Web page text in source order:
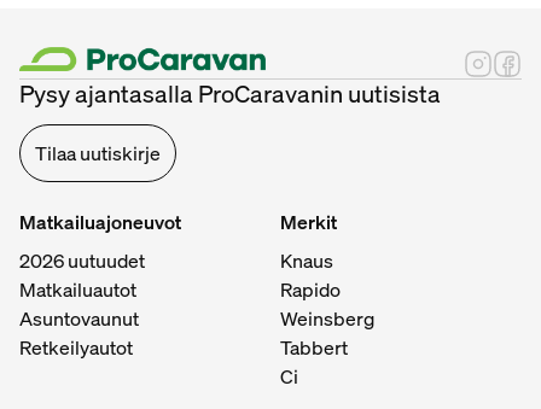
Pysy ajantasalla ProCaravanin uutisista
Tilaa uutiskirje
Matkailuajoneuvot
2026 uutuudet
Matkailuautot
Asuntovaunut
Retkeilyautot
Merkit
Knaus
Rapido
Weinsberg
Tabbert
Ci